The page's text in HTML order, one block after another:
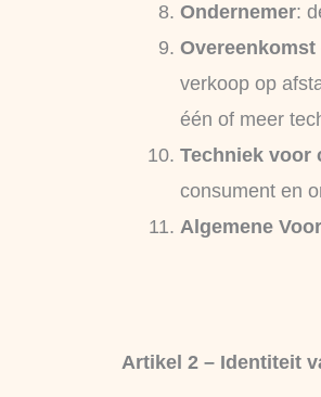
Ondernemer:
Overeenkomst
verkoop op
één of meer
Techniek voor
consument en
Algemene
Artikel 2 – Identiteit